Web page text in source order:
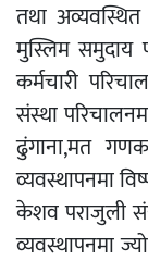
तथा
मुस्लिम समुदाय
कर्मचारी
संस्था
ढुंगाना,मत
व्यवस्थापनमा
केशव पराजुली
व्यवस्थापनमा